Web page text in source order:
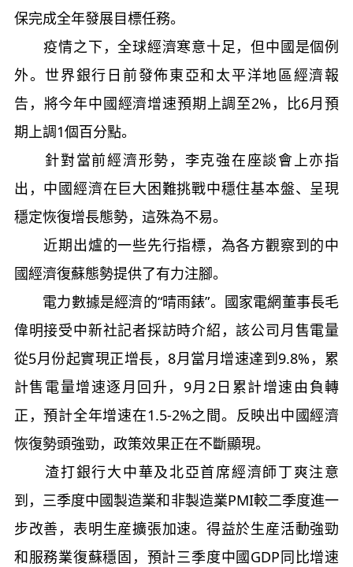
保完成全年發展目標任務。
疫情之下，全球經濟寒意十足，但中國是個例
外。世界銀行日前發佈東亞和太平洋地區經濟報
告，將今年中國經濟增速預期上調至2%，比6月預
期上調1個百分點。
針對當前經濟形勢，李克強在座談會上亦指
出，中國經濟在巨大困難挑戰中穩住基本盤、呈現
穩定恢復增長態勢，這殊為不易。
近期出爐的一些先行指標，為各方觀察到的中
國經濟復蘇態勢提供了有力注腳。
電力數據是經濟的“晴雨錶”。國家電網董事長毛
偉明接受中新社記者採訪時介紹，該公司月售電量
從5月份起實現正增長，8月當月增速達到9.8%，累
計售電量增速逐月回升，9月2日累計增速由負轉
正，預計全年增速在1.5-2%之間。反映出中國經濟
恢復勢頭強勁，政策效果正在不斷顯現。
渣打銀行大中華及北亞首席經濟師丁爽注意
到，三季度中國製造業和非製造業PMI較二季度進一
步改善，表明生産擴張加速。得益於生産活動強勁
和服務業復蘇穩固，預計三季度中國GDP同比增速